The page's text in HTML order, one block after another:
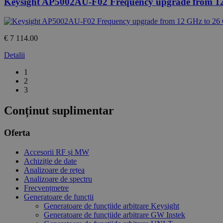
€ 7 114.00
Detalii
1
2
3
Conținut suplimentar
Oferta
Accesorii RF și MW
Achiziție de date
Analizoare de rețea
Analizoare de spectru
Frecvențmetre
Generatoare de funcții
Generatoare de funcțiide arbitrare Keysight
Generatoare de funcțiide arbitrare GW Instek